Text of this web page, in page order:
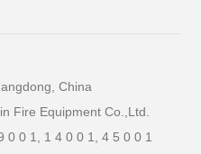
China
Fire Equipment Co.,Ltd.
0 0 1, 1 4 0 0 1, 4 5 0 0 1